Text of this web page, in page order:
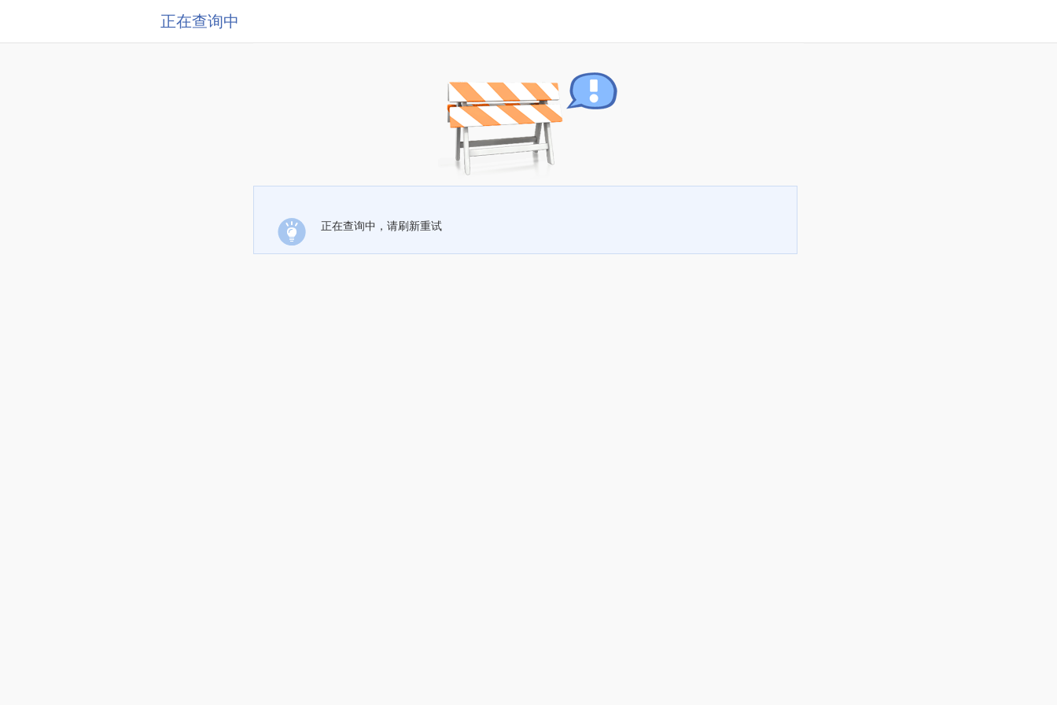
正在查询中
正在查询中，请刷新重试